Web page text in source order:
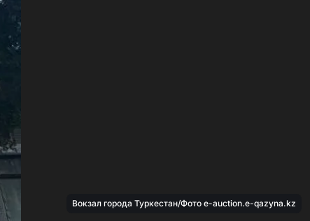
Вокзал города Туркестан/Фото e-auction.e-qazyna.kz